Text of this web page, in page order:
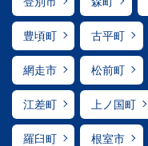
豊頃町 古平町
網走市 松前町
江差町 上ノ国町
羅臼町 根室市